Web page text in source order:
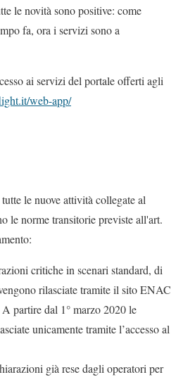
le novità sono positive: come
fa, ora i servizi sono a
ai servizi del portale offerti agli
web-app/
le nuove attività collegate al
le norme transitorie previste all'art.
critiche in scenari standard, di
rilasciate tramite il sito ENAC
partire dal 1° marzo 2020 le
unicamente tramite l’accesso al
già rese dagli operatori per